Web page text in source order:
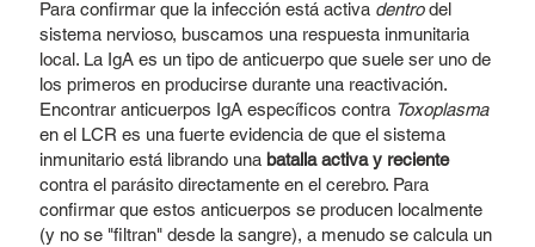
Para confirmar que la infección está activa dentrodel
sistema nervioso, buscamos una respuesta inmunitaria
local. La IgA es un tipo de anticuerpo que suele ser uno de
los primeros en producirse durante una reactivación.
Encontrar anticuerpos IgA específicos contra Toxoplasma
en el LCR es una fuerte evidencia de que el sistema
inmunitario está librando una batalla activa y reciente
contra el parásito directamente en el cerebro. Para
confirmar que estos anticuerpos se producen localmente
(y no se "filtran" desde la sangre), a menudo se calcula un